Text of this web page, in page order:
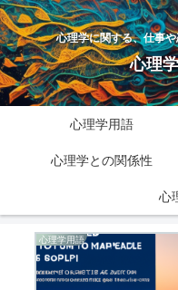
心理学に関する、仕事
心理
心理学用語
心理学との関係性
心
心理学用語